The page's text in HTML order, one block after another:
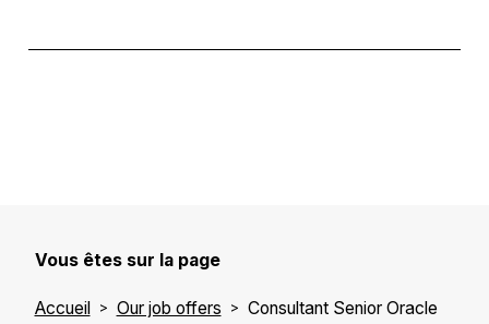
Vous êtes sur la page
Accueil Our job offers
Consultant Senior Oracle